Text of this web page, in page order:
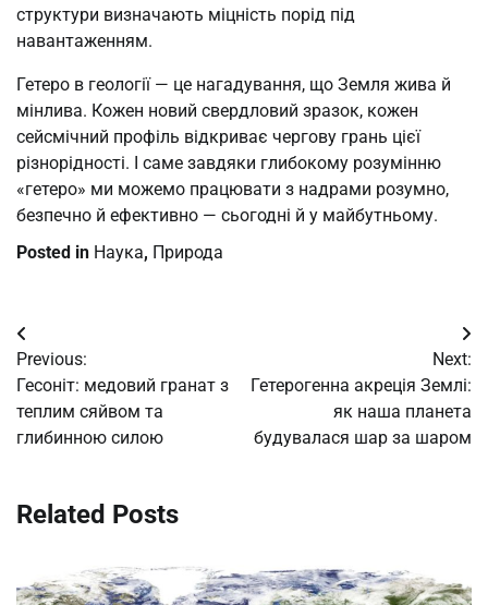
структури визначають міцність порід під
навантаженням.
Гетеро в геології — це нагадування, що Земля жива й
мінлива. Кожен новий свердловий зразок, кожен
сейсмічний профіль відкриває чергову грань цієї
різнорідності. І саме завдяки глибокому розумінню
«гетеро» ми можемо працювати з надрами розумно,
безпечно й ефективно — сьогодні й у майбутньому.
Posted in Наука, Природа
Post
navigation
Previous:
Гесоніт: медовий гранат з
теплим сяйвом та
глибинною силою
Next:
Гетерогенна акреція Землі:
як наша планета
будувалася шар за шаром
Related Posts